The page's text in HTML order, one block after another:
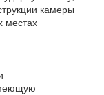
камеры
местах